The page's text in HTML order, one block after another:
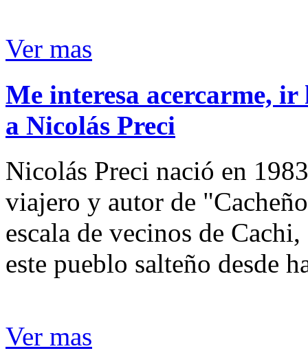
Ver mas
Me interesa acercarme,
a Nicolás Preci
Nicolás Preci nació en
viajero y autor de
escala de vecinos de
este pueblo salteño desde
Ver mas